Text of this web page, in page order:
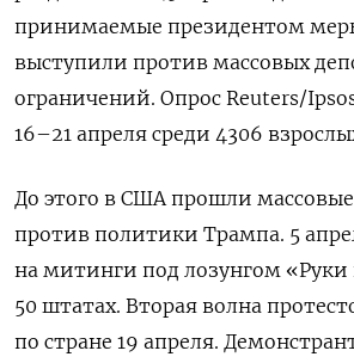
принимаемые президентом
выступили против массовых
ограничений. Опрос Reuters/
16–21 апреля среди 4306
До этого в США прошли
против политики Трампа. 5
на митинги под лозунгом «Руки
50 штатах. Вторая волна
по стране 19 апреля.